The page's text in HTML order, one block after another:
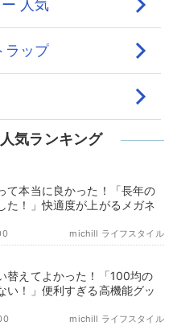
気ランキング
て本当に良かった！「長年の
た！」快適度が上がるメガネ
michill ライフスタイル
替えてよかった！「100均の
い！」便利すぎる高機能グッ
michill ライフスタイル